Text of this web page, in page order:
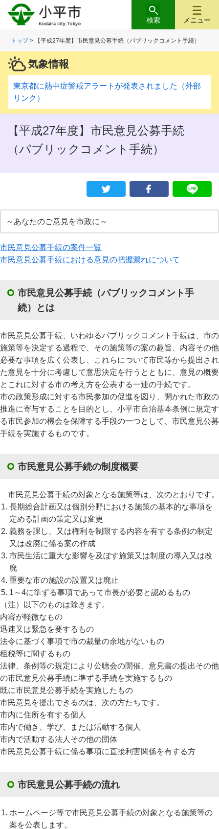
メニュー
検索
トップ> 【平成27年度】市民意見公募手続（パブリックコメント手続）
気象情報
東京都に熱中症警戒アラートが発表されました（外部
リンク）
【平成27年度】市民意見公募手続
（パブリックコメント手続）
～あなたのご意見を市政に～
市民意見公募手続の案件一覧
市民意見公募手続における意見の把握漏れについて
市民意見公募手続（パブリックコメント手
続）とは
市民意見公募手続、いわゆるパブリックコメント手続は、市の
施策等を決定する過程で、その施策等の案の趣旨、内容その他
必要な事項を広く公表し、これらについて市民等から提出され
た意見を十分に考慮して意思決定を行うとともに、意見の概要
とこれに対する市の考え方を公表する一連の手続です。
市の政策形成に対する市民参加の促進を図り、開かれた市政の
推進に寄与することを目的とし、小平市自治基本条例に規定す
る市民参加の機会を保障する手段の一つとして、市民意見公募
手続を実施するものです。
市民意見公募手続の制度概要
市民意見公募手続の対象となる施策等は、次のとおりです。
長期総合計画又は個別分野における施策の基本的な事項を
定める計画の策定又は変更
義務を課し、又は権利を制限する内容を有する条例の制定
又は改廃に係る案の作成
市民生活に重大な影響を及ぼす施策又は制度の導入又は改
廃
重要な市の施設の設置又は廃止
1～4に準ずる事項であって市長が必要と認めるもの
（注）以下のものは除きます。
内容が軽微なもの
迅速又は緊急を要するもの
法令に基づく事項で市の裁量の余地がないもの
租税等に関するもの
法律、条例等の規定により公聴会の開催、意見書の提出その他
の市民意見公募手続に準ずる手続を実施するもの
既に市民意見公募手続を実施したもの
市民意見を提出できるのは、次の方たちです。
市内に住所を有する個人
市内で働き、学び、または活動する個人
市内で活動する法人その他の団体
市民意見公募手続に係る事項に直接利害関係を有する方
市民意見公募手続の流れ
ホームページ等で市民意見公募手続の対象となる施策等の
案を公表します。